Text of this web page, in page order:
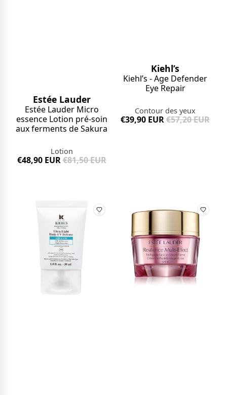
Estée Lauder
Estée Lauder Micro
essence Lotion pré-soin
aux ferments de Sakura
Lotion
€48,90 EUR€81,50 EUR
Kiehl’s
Kiehl’s - Age Defender
Eye Repair
Contour des yeux
€39,90 EUR€57,20 EUR